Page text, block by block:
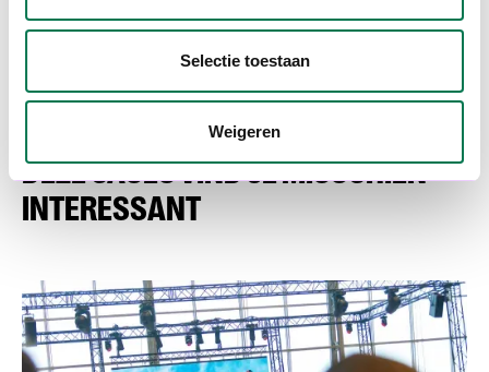
Selectie toestaan
Weigeren
DEZE CASES VIND JE MISSCHIEN
INTERESSANT